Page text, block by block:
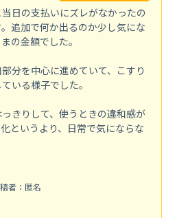
日の支払いにズレがなかったの
追加で何か出るのか少し気にな
の金額でした。
分を中心に進めていて、こすり
いる様子でした。
きりして、使うときの違和感が
というより、日常で気にならな
者：匿名